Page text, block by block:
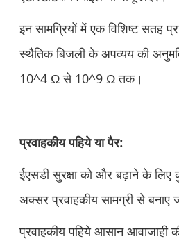
इन सामग्रियों में एक विशिष्ट सतह
स्थैतिक बिजली के अपव्यय की
10^4 Ω से 10^9 Ω तक।
प्रवाहकीय पहिये या पैर:
ईएसडी सुरक्षा को और बढ़ाने के लिए
अक्सर प्रवाहकीय सामग्री से बनाए
प्रवाहकीय पहिये आसान